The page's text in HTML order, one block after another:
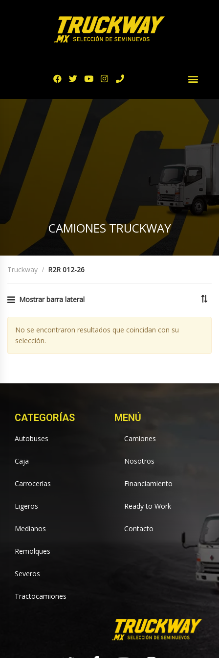
CAMIONES TRUCKWAY
Truckway R2R 012-26
Mostrar barra lateral
No se encontraron resultados que coincidan con su
selección.
CATEGORÍAS
Autobuses
Caja
Carrocerías
Ligeros
Medianos
Remolques
Severos
Tractocamiones
MENÚ
Camiones
Nosotros
Financiamiento
Ready to Work
Contacto